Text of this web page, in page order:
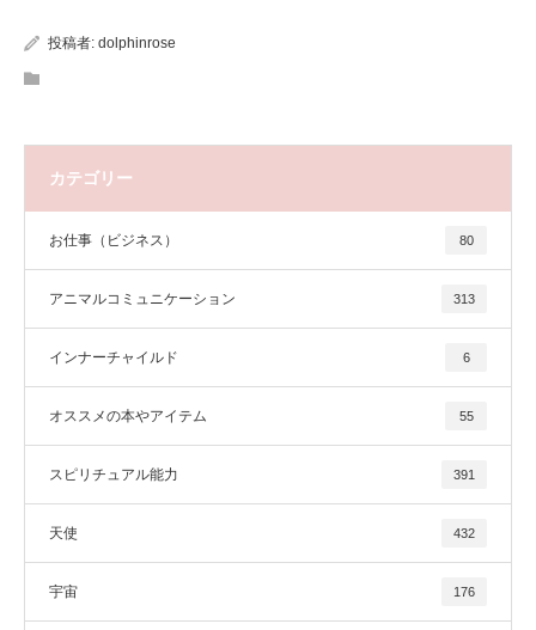
投稿者: dolphinrose
カテゴリー
お仕事（ビジネス） 80
アニマルコミュニケーション 313
インナーチャイルド 6
オススメの本やアイテム 55
スピリチュアル能力 391
天使 432
宇宙 176